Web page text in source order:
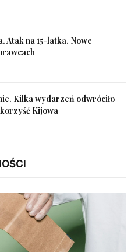
Atak na 15-latka. Nowe
Kilka wydarzeń odwróciło
Kijowa